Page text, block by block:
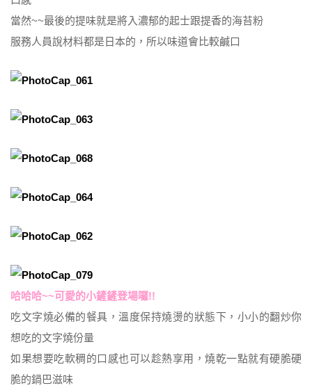
當然~~最後的提味就是將入濃郁的起士跟提香的海苔粉
服務人員說材料都是日本的，所以味道會比較鹹口
哈哈哈~~可愛的小鏟鏟登場囉!!
吃文字燒必備的餐具，溫度保持燒燙的狀態下，小小的翻炒你
想吃的文字燒份量
如果想要吃軟稠的口感也可以趁熱享用，燒乾一點就有硬脆硬
脆的鍋巴滋味